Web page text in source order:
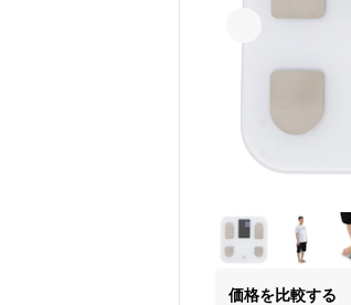
価格を比較する